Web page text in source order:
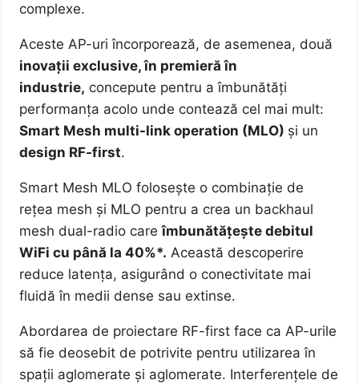
complexe.
Aceste AP-uri încorporează, de asemenea, două
inovații exclusive, în premieră în
industrie, concepute pentru a îmbunătăți
performanța acolo unde contează cel mai mult:
Smart Mesh multi-link operation (MLO) și un
design RF-first.
Smart Mesh MLO folosește o combinație de
rețea mesh și MLO pentru a crea un backhaul
mesh dual-radio careîmbunătățește debitul
WiFi cu până la 40%*. Această descoperire
reduce latența, asigurând o conectivitate mai
fluidă în medii dense sau extinse.
Abordarea de proiectare RF-first face ca AP-urile
să fie deosebit de potrivite pentru utilizarea în
spații aglomerate și aglomerate. Interferențele de